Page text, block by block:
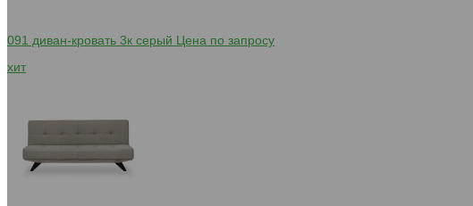
091 диван-кровать 3к серый Цена по запросу
хит